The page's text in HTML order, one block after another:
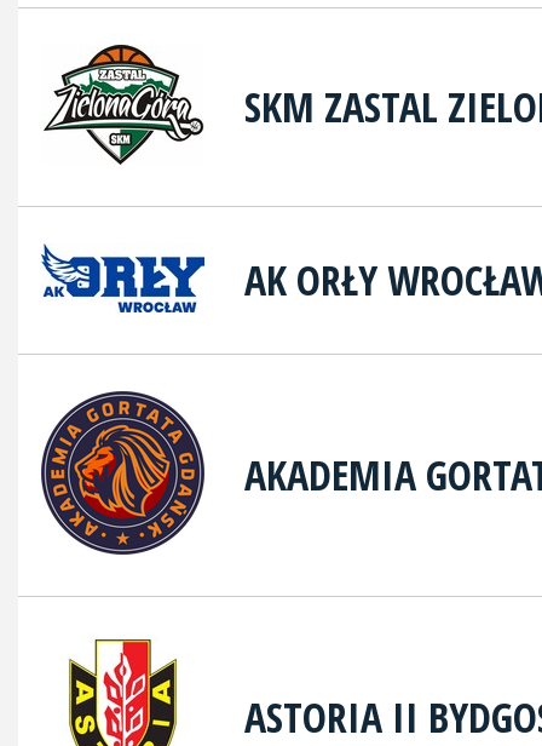
SKM ZASTAL
AK ORŁY
AKADEMIA
ASTORIA II